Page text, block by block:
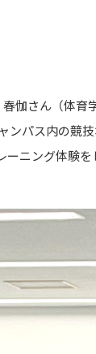
伽さん（体育
パス内の競
ニング体験を